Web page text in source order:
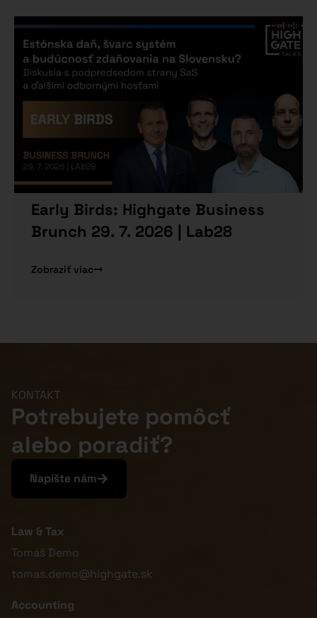
Early Birds: Highgate Business
Brunch 29. 7. 2026 | Lab28
Zobraziť viac
KONTAKT
Potrebujete pomôcť
alebo poradiť?
Napíšte nám
Law & Tax
Tomáš Demo
tomas.demo@highgate.sk
Accounting